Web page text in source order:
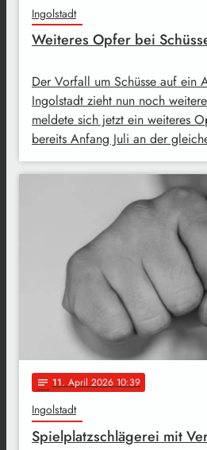
Ingolstadt
Weiteres Opfer bei
Der Vorfall um Schüsse auf ein
Ingolstadt zieht nun noch
meldete sich jetzt ein weiteres
bereits Anfang Juli an der
notes 11. April 2026 10:39
Ingolstadt
Spielplatzschlägerei mit